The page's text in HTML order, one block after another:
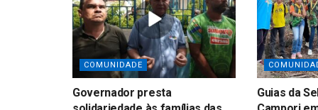
COMUNIDADE
Governador presta
Guias da